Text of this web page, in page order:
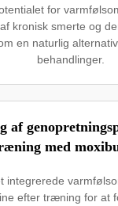
for
kronisk smerte og
en naturlig
behandlinger.
af
med
integrerede
efter træning for at